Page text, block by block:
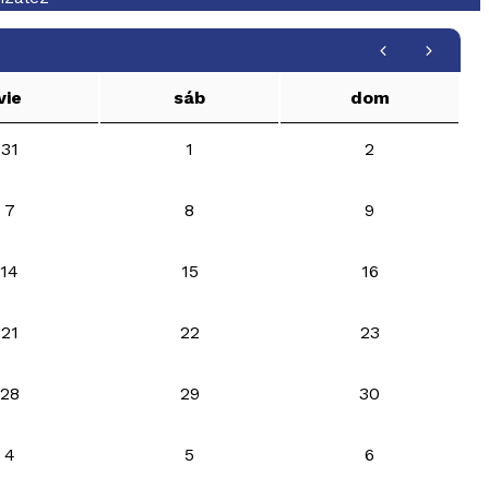
sáb dom
31 1 2
7 8 9
14 15 16
21 22 23
28 29 30
4 5 6